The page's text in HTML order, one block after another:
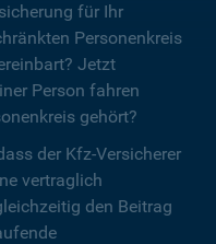
für Ihr
Personenkreis
Jetzt
Person fahren
gehört?
der Kfz-Versicherer
vertraglich
den Beitrag